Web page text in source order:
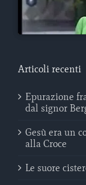
Articoli recenti
Epurazione
dal signor
Gesù era un
alla Croce
Le suore